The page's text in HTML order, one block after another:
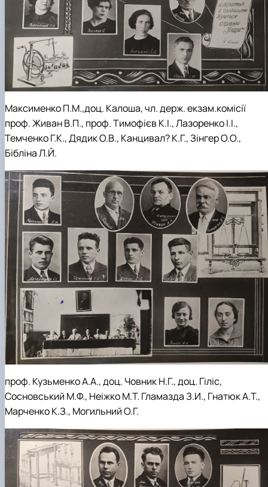
Максименко П.М.,доц. Калоша, чл. держ. екзам.комісії
проф. Живан В.П., проф. Тимофієв К.І., Лазоренко І.І.,
Темченко Г.К., Дядик О.В., Канцивал? К.Г., Зінгер О.О.,
Бібліна Л.Й.
проф. Кузьменко А.А., доц. Човник Н.Г., доц. Гіліс,
Сосновський М.Ф., Неіжко М.Т. Гламазда З.И., Гнатюк А.Т.,
Марченко К.З., Могильний О.Г.